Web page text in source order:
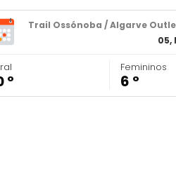
Trail Ossónoba / Algarve
05,
º
Femininos
6 º